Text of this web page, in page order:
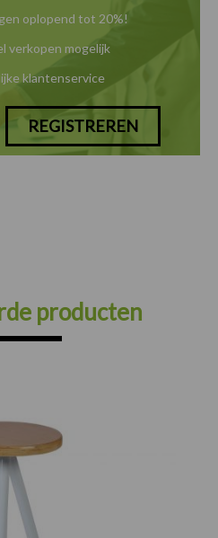
oplopend tot 20%!
verkopen mogelijk
klantenservice
REGISTREREN
producten